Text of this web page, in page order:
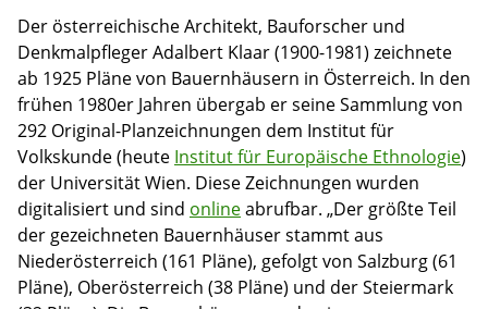
Der österreichische Architekt, Bauforscher und
Denkmalpfleger Adalbert Klaar (1900-1981) zeichnete
ab 1925 Pläne von Bauernhäusern in Österreich. In den
frühen 1980er Jahren übergab er seine Sammlung von
292 Original-Planzeichnungen dem Institut für
Volkskunde (heute Institut für Europäische Ethnologie)
der Universität Wien. Diese Zeichnungen wurden
digitalisiert und sind onlineabrufbar. „Der größte Teil
der gezeichneten Bauernhäuser stammt aus
Niederösterreich (161 Pläne), gefolgt von Salzburg (61
Pläne), Oberösterreich (38 Pläne) und der Steiermark